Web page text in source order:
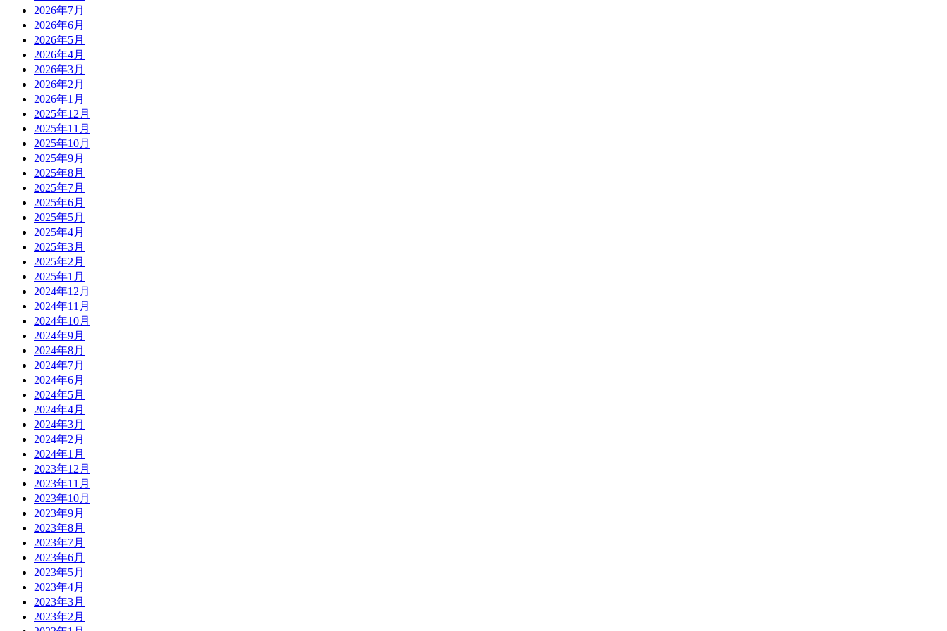
2026年7月
2026年6月
2026年5月
2026年4月
2026年3月
2026年2月
2026年1月
2025年12月
2025年11月
2025年10月
2025年9月
2025年8月
2025年7月
2025年6月
2025年5月
2025年4月
2025年3月
2025年2月
2025年1月
2024年12月
2024年11月
2024年10月
2024年9月
2024年8月
2024年7月
2024年6月
2024年5月
2024年4月
2024年3月
2024年2月
2024年1月
2023年12月
2023年11月
2023年10月
2023年9月
2023年8月
2023年7月
2023年6月
2023年5月
2023年4月
2023年3月
2023年2月